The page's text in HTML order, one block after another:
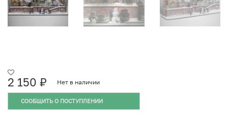
2 150 ₽ Нет в наличии
СООБЩИТЬ О ПОСТУПЛЕНИИ